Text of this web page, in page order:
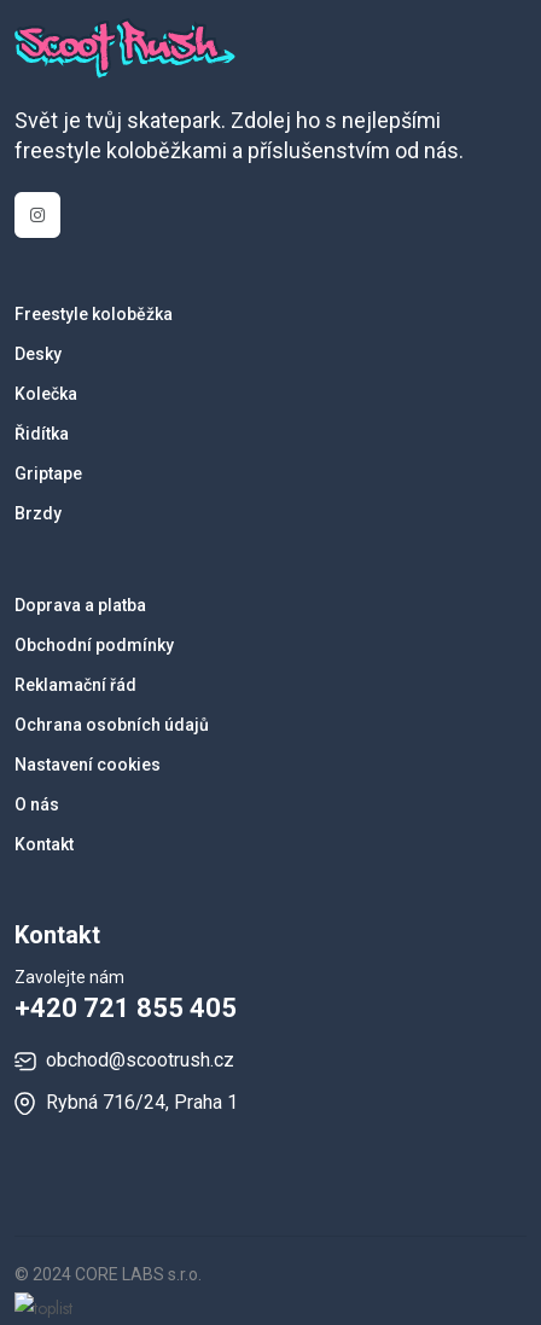
Svět je tvůj skatepark. Zdolej ho s nejlepšími
freestyle koloběžkami a příslušenstvím od nás.
Freestyle koloběžka
Desky
Kolečka
Řidítka
Griptape
Brzdy
Doprava a platba
Obchodní podmínky
Reklamační řád
Ochrana osobních údajů
Nastavení cookies
O nás
Kontakt
Kontakt
Zavolejte nám
+420 721 855 405
obchod@scootrush.cz
Rybná 716/24, Praha 1
© 2024 CORE LABS s.r.o.